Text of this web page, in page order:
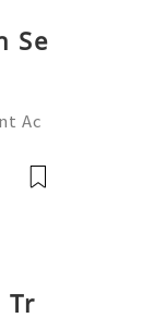
Se
Ac
t
Tr